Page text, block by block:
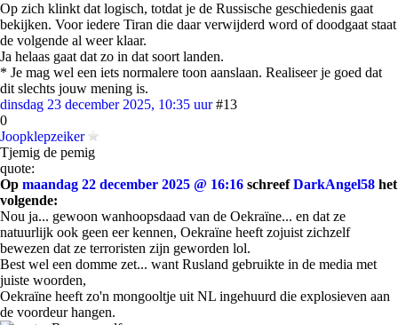
Op zich klinkt dat logisch, totdat je de Russische geschiedenis gaat
bekijken. Voor iedere Tiran die daar verwijderd word of doodgaat staat
de volgende al weer klaar.
Ja helaas gaat dat zo in dat soort landen.
* Je mag wel een iets normalere toon aanslaan. Realiseer je goed dat
dit slechts jouw mening is.
dinsdag 23 december 2025, 10:35 uur #13
0
Joopklepzeiker
Tjemig de pemig
quote:
Op maandag 22 december 2025 @ 16:16 schreefDarkAngel58 het
volgende:
Nou ja... gewoon wanhoopsdaad van de Oekraïne... en dat ze
natuurlijk ook geen eer kennen, Oekraïne heeft zojuist zichzelf
bewezen dat ze terroristen zijn geworden lol.
Best wel een domme zet... want Rusland gebruikte in de media met
juiste woorden,
Oekraïne heeft zo'n mongooltje uit NL ingehuurd die explosieven aan
de voordeur hangen.